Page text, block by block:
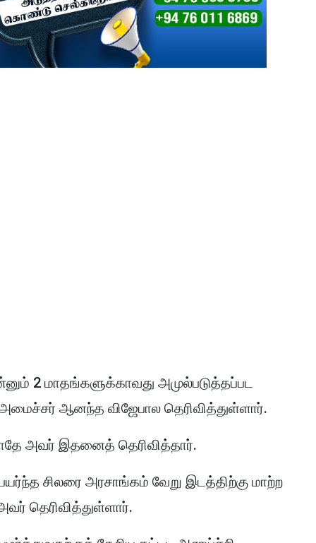
2 மாதங்களுக்காவது அமுல்படுத்தப்பட
ஆனந்த விஜேபால தெரிவித்துள்ளார்.
அவர் இதனைத் தெரிவித்தார்.
சிலரை அரசாங்கம் வேறு இடத்திற்கு மாற்ற
தெரிவித்துள்ளார்.